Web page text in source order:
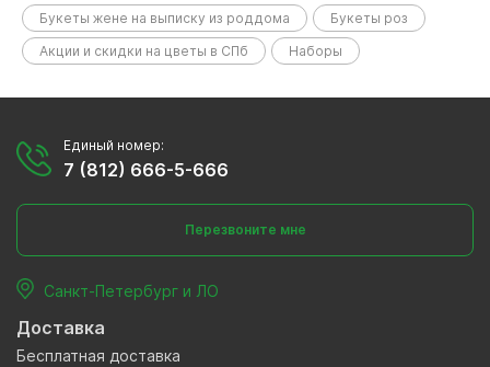
Букеты жене на выписку из роддома
Букеты роз
Акции и скидки на цветы в СПб
Наборы
Единый номер:
7 (812) 666-5-666
Перезвоните мне
Санкт-Петербург и ЛО
Доставка
Бесплатная доставка